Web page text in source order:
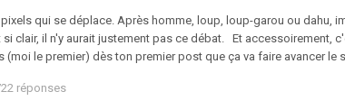
qui se déplace. Après homme, loup, loup-garou ou dahu,
clair, il n'y aurait justement pas ce débat. Et accessoirement,
(moi le premier) dès ton premier post que ça va faire avancer
réponses